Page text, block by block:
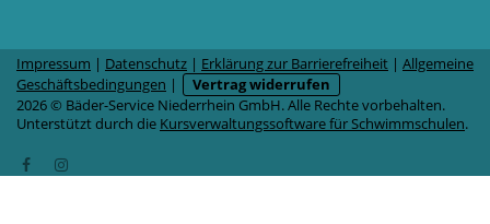
Impressum | Datenschutz | Erklärung zur Barrierefreiheit | Allgemeine
Geschäftsbedingungen |
Vertrag widerrufen
2026 © Bäder-Service Niederrhein GmbH. Alle Rechte vorbehalten.
Unterstützt durch die Kursverwaltungssoftware für Schwimmschulen.